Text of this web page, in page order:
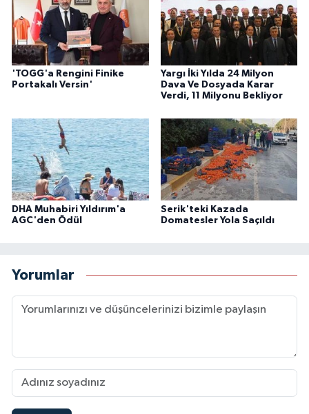
'TOGG'a Rengini Finike
Portakalı Versin'
Yargı İki Yılda 24 Milyon
Dava Ve Dosyada Karar
Verdi, 11 Milyonu Bekliyor
DHA Muhabiri Yıldırım'a
AGC'den Ödül
Serik'teki Kazada
Domatesler Yola Saçıldı
Yorumlar